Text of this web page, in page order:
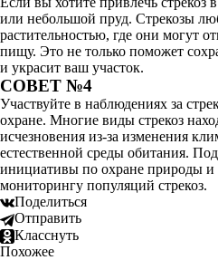
или небольшой пруд. Стрекозы
растительностью, где они могут
пищу. Это не только поможет
и украсит ваш участок.
СОВЕТ №4
Участвуйте в наблюдениях за
охране. Многие виды стрекоз
исчезновения из-за изменения
естественной среды обитания.
инициативы по охране природы и
мониторингу популяций стрекоз.
Поделиться
Отправить
Класснуть
Похожее